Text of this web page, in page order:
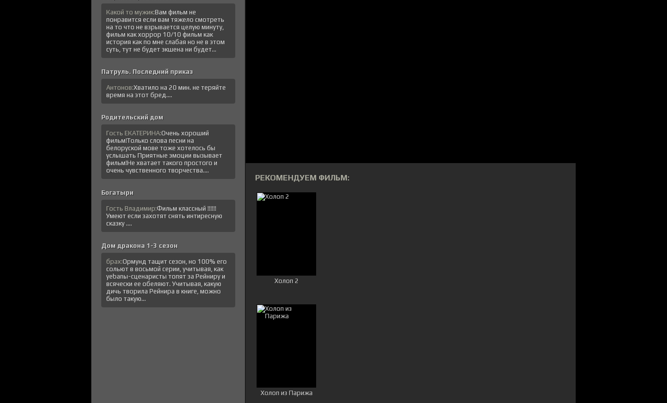
РЕКОМЕНДУЕМ ФИЛЬМ:
Холоп 2
Холоп из Парижа
Какой то мужик:Вам фильм не
понравится если вам тяжело смотреть
на то что не взрывается целую минуту,
фильм как хоррор 10/10 фильм как
история как по мне слабая но не в этом
суть, тут не будет экшена ни будет...
Патруль. Последний приказ
Антонов:Хватило на 20 мин. не теряйте
время на этот бред....
Родительский дом
Гость ЕКАТЕРИНА:Очень хороший
фильм!Только слова песни на
белоруской мове тоже хотелось бы
услышать Приятные эмоции вызывает
фильм!Не хватает такого простого и
очень чувственного творчества....
Богатыри
Гость Владимир:Фильм классный !!!!!!
Умеют если захотят снять интиресную
сказку ....
Дом дракона 1-3 сезон
брах:Ормунд тащит сезон, но 100% его
сольют в восьмой серии, учитывая, как
уеbanы-сценаристы топят за Рейниру и
всячески ее обеляют. Учитывая, какую
дичь творила Рейнира в книге, можно
было такую...